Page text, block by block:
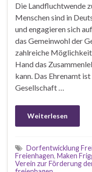
Die Landfluchtwende
Menschen sind in
und engagieren sich
das Gemeinwohl der
zahlreiche
Hand das
kann. Das Ehrenamt
Gesellschaft …
Weiterlesen
Dorfentwicklung
Freienhagen, Maken
Verein zur Förderung